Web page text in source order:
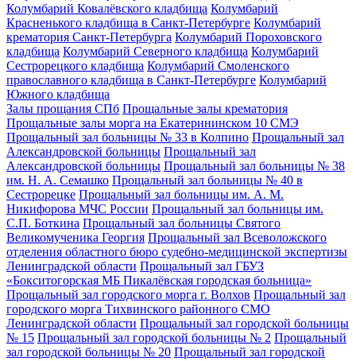
Колумбарий Ковалёвского кладбища Колумбарий
Красненького кладбища в Санкт-Петербурге Колумбарий
крематория Cанкт-Петербурга Колумбарий Пороховского
кладбища Колумбарий Северного кладбища Колумбарий
Сестрорецкого кладбища Колумбарий Смоленского
православного кладбища в Санкт-Петербурге Колумбарий
Южного кладбища
Залы прощания СПб Прощальные залы крематория
Прощальные залы морга на Екатерининском 10 СМЭ
Прощальный зал больницы № 33 в Колпино Прощальный зал
Александровской больницы Прощальный зал
Александровской больницы Прощальный зал больницы № 38
им. Н. А. Семашко Прощальный зал больницы № 40 в
Сестрорецке Прощальный зал больницы им. А. М.
Никифорова МЧС России Прощальный зал больницы им.
С.П. Боткина Прощальный зал больницы Святого
Великомученика Георгия Прощальный зал Всеволожского
отделения областного бюро судебно-медицинской экспертизы
Ленинградской области Прощальный зал ГБУЗ
«Бокситогорская МБ Пикалёвская городская больница»
Прощальный зал городского морга г. Волхов Прощальный зал
городского морга Тихвинского районного СМО
Ленинградской области Прощальный зал городской больницы
№ 15 Прощальный зал городской больницы № 2 Прощальный
зал городской больницы № 20 Прощальный зал городской